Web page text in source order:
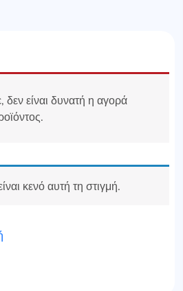
είναι δυνατή η αγορά
κενό αυτή τη στιγμή.